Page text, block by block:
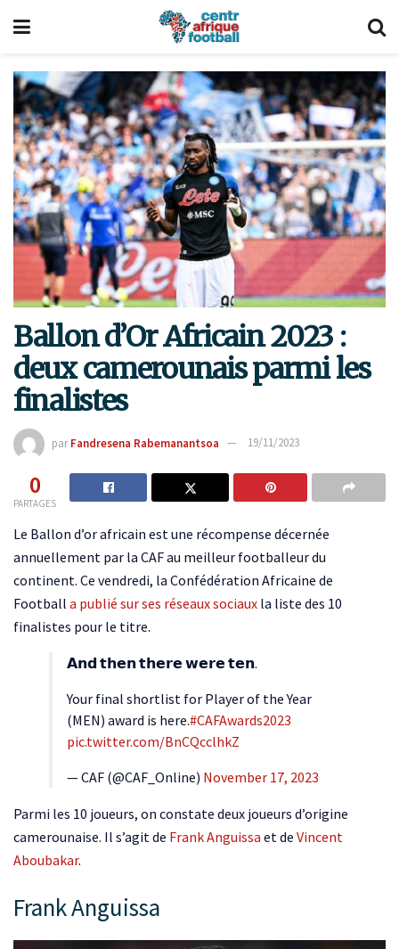
Ballon d’Or Africain 2023 :
deux camerounais parmi les
finalistes
par Fandresena Rabemanantsoa 19/11/2023
0
PARTAGES
Le Ballon d’or africain est une récompense décernée
annuellement par la CAF au meilleur footballeur du
continent. Ce vendredi, la Confédération Africaine de
Football a publié sur ses réseaux sociaux la liste des 10
finalistes pour le titre.
𝗔𝗻𝗱 𝘁𝗵𝗲𝗻 𝘁𝗵𝗲𝗿𝗲 𝘄𝗲𝗿𝗲 𝘁𝗲𝗻.
Your final shortlist for Player of the Year
(MEN) award is here.#CAFAwards2023
pic.twitter.com/BnCQcclhkZ
— CAF (@CAF_Online) November 17, 2023
Parmi les 10 joueurs, on constate deux joueurs d’origine
camerounaise. Il s’agit de Frank Anguissa et de Vincent
Aboubakar.
Frank Anguissa